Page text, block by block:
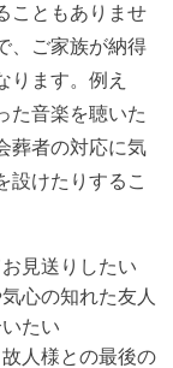
こともありませ
、ご家族が納得
ります。例え
た音楽を聴いた
葬者の対応に気
設けたりするこ
見送りしたい
心の知れた友人
たい
人様との最後の